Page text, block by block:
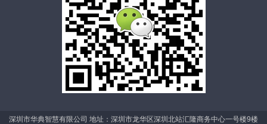
深圳市华典智慧有限公司 地址：深圳市龙华区深圳北站汇隆商务中心一号楼9楼